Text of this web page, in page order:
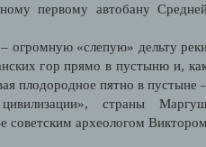
первому автобану
– огромную «слепую» дельту
гор прямо в пустыню и,
плодородное пятно в пустыне
страны
советским археологом